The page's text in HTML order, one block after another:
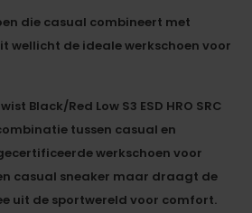
die casual combineert met
wellicht de ideale werkschoen voor
Black/Red Low S3 ESD HRO SRC
tussen casual en
werkschoen voor
casual sneaker maar draagt de
uit de sportwereld voor comfort.